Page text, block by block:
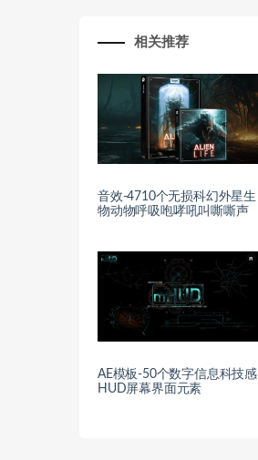
相关推荐
音效-4710个无损科幻外星生
物动物呼吸咆哮吼叫嘶嘶声
AE模板-50个数字信息科技感
HUD屏幕界面元素